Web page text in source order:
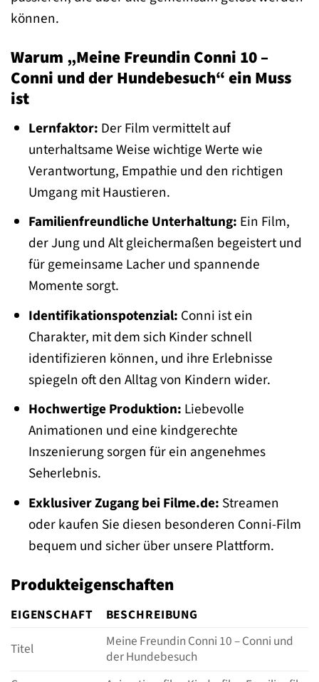
können.
Warum „Meine Freundin Conni 10 –
Conni und der Hundebesuch“ ein Muss
ist
Lernfaktor: Der Film vermittelt auf
unterhaltsame Weise wichtige Werte wie
Verantwortung, Empathie und den richtigen
Umgang mit Haustieren.
Familienfreundliche Unterhaltung: Ein Film,
der Jung und Alt gleichermaßen begeistert und
für gemeinsame Lacher und spannende
Momente sorgt.
Identifikationspotenzial: Conni ist ein
Charakter, mit dem sich Kinder schnell
identifizieren können, und ihre Erlebnisse
spiegeln oft den Alltag von Kindern wider.
Hochwertige Produktion: Liebevolle
Animationen und eine kindgerechte
Inszenierung sorgen für ein angenehmes
Seherlebnis.
Exklusiver Zugang bei Filme.de: Streamen
oder kaufen Sie diesen besonderen Conni-Film
bequem und sicher über unsere Plattform.
Produkteigenschaften
EIGENSCHAFT
BESCHREIBUNG
Titel
Meine Freundin Conni 10 – Conni und
der Hundebesuch